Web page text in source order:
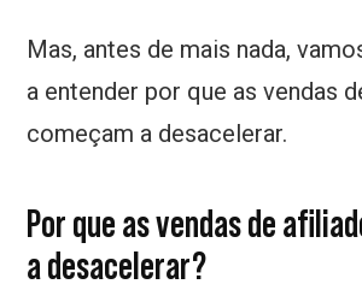
Mas, antes de mais nada,
a entender por que as vendas
começam a desacelerar.
Por que as vendas de
a desacelerar?